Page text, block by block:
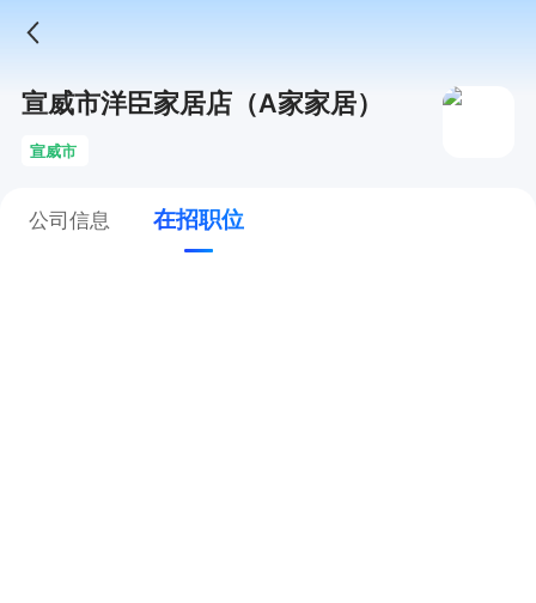
宣威市洋臣家居店（A家家居）
宣威市
公司信息 在招职位